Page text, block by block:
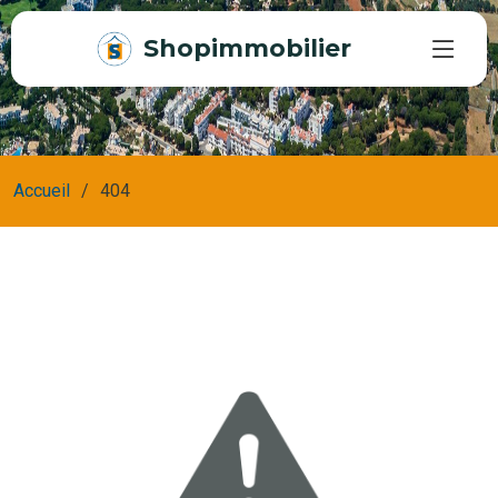
Shopimmobilier
Accueil 404